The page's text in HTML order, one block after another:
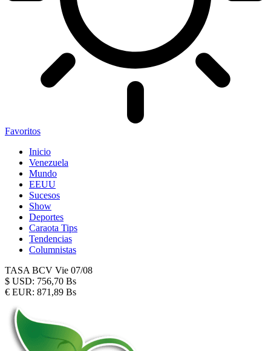
Favoritos
Inicio
Venezuela
Mundo
EEUU
Sucesos
Show
Deportes
Caraota Tips
Tendencias
Columnistas
TASA BCV Vie 07/08
$ USD: 756,70 Bs
€ EUR: 871,89 Bs